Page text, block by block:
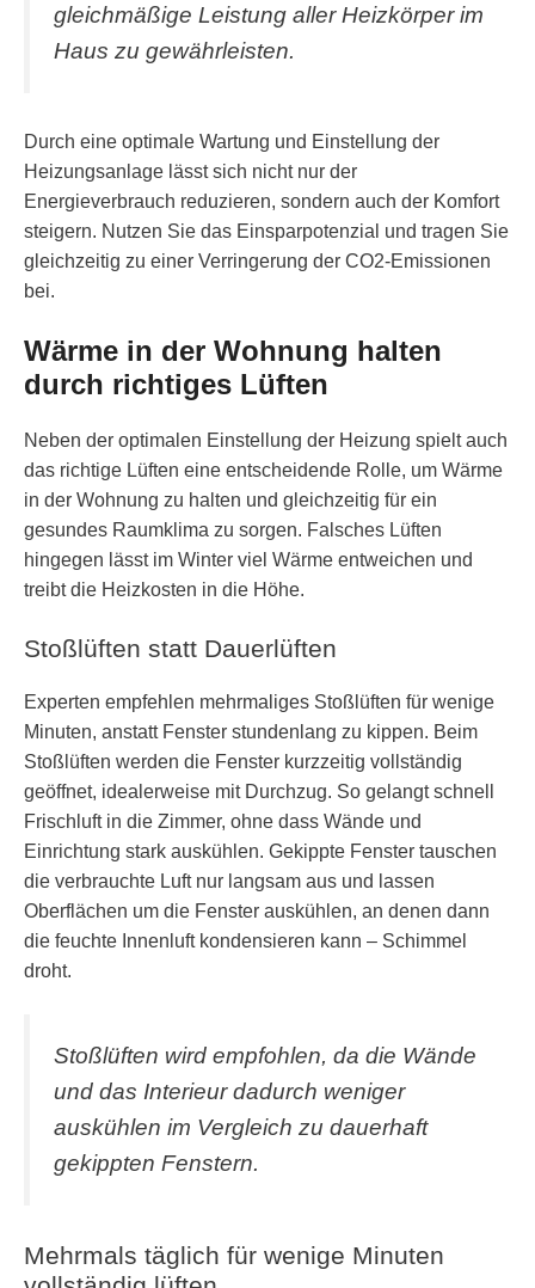
gleichmäßige Leistung aller Heizkörper im
Haus zu gewährleisten.
Durch eine optimale Wartung und Einstellung der
Heizungsanlage lässt sich nicht nur der
Energieverbrauch reduzieren, sondern auch der Komfort
steigern. Nutzen Sie das Einsparpotenzial und tragen Sie
gleichzeitig zu einer Verringerung der CO2-Emissionen
bei.
Wärme in der Wohnung halten
durch richtiges Lüften
Neben der optimalen Einstellung der Heizung spielt auch
das richtige Lüften eine entscheidende Rolle, um Wärme
in der Wohnung zu halten und gleichzeitig für ein
gesundes Raumklima zu sorgen. Falsches Lüften
hingegen lässt im Winter viel Wärme entweichen und
treibt die Heizkosten in die Höhe.
Stoßlüften statt Dauerlüften
Experten empfehlen mehrmaliges Stoßlüften für wenige
Minuten, anstatt Fenster stundenlang zu kippen. Beim
Stoßlüften werden die Fenster kurzzeitig vollständig
geöffnet, idealerweise mit Durchzug. So gelangt schnell
Frischluft in die Zimmer, ohne dass Wände und
Einrichtung stark auskühlen. Gekippte Fenster tauschen
die verbrauchte Luft nur langsam aus und lassen
Oberflächen um die Fenster auskühlen, an denen dann
die feuchte Innenluft kondensieren kann – Schimmel
droht.
Stoßlüften wird empfohlen, da die Wände
und das Interieur dadurch weniger
auskühlen im Vergleich zu dauerhaft
gekippten Fenstern.
Mehrmals täglich für wenige Minuten